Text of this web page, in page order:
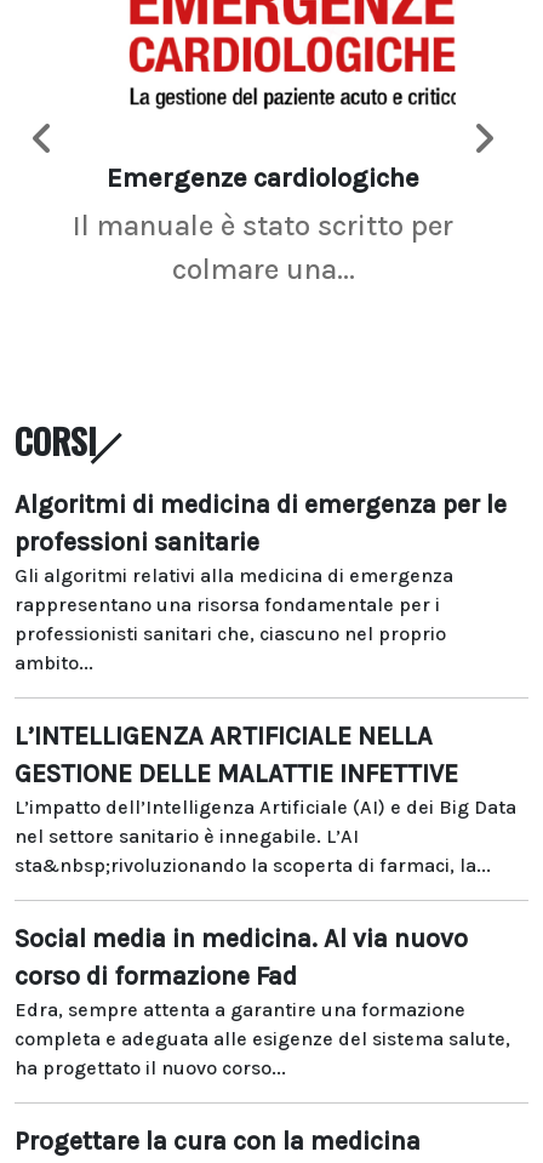
Emergenze cardiologiche
Il manuale è stato scritto per
colmare una...
CORSI
Algoritmi di medicina di emergenza per le
professioni sanitarie
Gli algoritmi relativi alla medicina di emergenza
rappresentano una risorsa fondamentale per i
professionisti sanitari che, ciascuno nel proprio
ambito...
L’INTELLIGENZA ARTIFICIALE NELLA
GESTIONE DELLE MALATTIE INFETTIVE
L’impatto dell’Intelligenza Artificiale (AI) e dei Big Data
nel settore sanitario è innegabile. L’AI
sta&nbsp;rivoluzionando la scoperta di farmaci, la...
Social media in medicina. Al via nuovo
corso di formazione Fad
Edra, sempre attenta a garantire una formazione
completa e adeguata alle esigenze del sistema salute,
ha progettato il nuovo corso...
Progettare la cura con la medicina